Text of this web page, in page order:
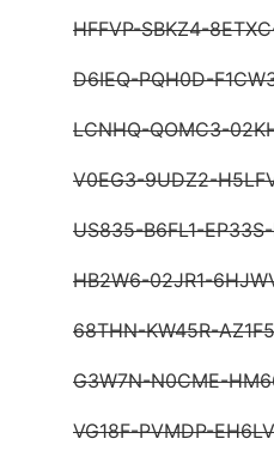
HFFVP-SBKZ4-
D6IEQ-PQH0D-
LCNHQ-QOMC3-
V0EG3-9UDZ2-
US835-B6FL1-
HB2W6-02JR1-
68THN-KW45R-
G3W7N-N0CME-
VG18F-PVMDP-